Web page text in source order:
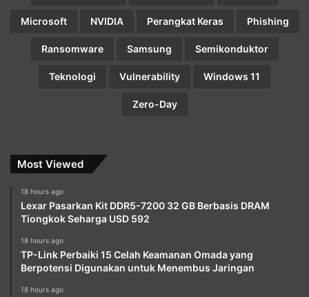
Microsoft NVIDIA Perangkat Keras Phishing
Ransomware Samsung Semikonduktor
Teknologi Vulnerability Windows 11
Zero-Day
Most Viewed
18 hours ago
Lexar Pasarkan Kit DDR5-7200 32 GB Berbasis DRAM
Tiongkok Seharga USD 592
18 hours ago
TP-Link Perbaiki 15 Celah Keamanan Omada yang
Berpotensi Digunakan untuk Menembus Jaringan
18 hours ago